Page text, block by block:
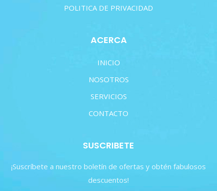
POLITICA DE PRIVACIDAD
ACERCA
INICIO
NOSOTROS
SERVICIOS
CONTACTO
SUSCRIBETE
¡Suscríbete a nuestro boletín de ofertas y obtén fabulosos
descuentos!